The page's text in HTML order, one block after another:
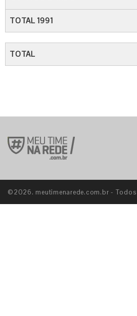
TOTAL 1991
TOTAL
©2026. meutimenarede.com.br -